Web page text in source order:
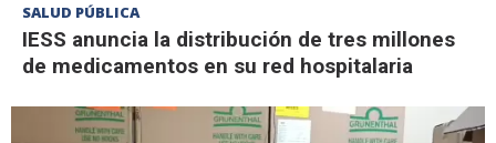
SALUD PÚBLICA
IESS anuncia la distribución de tres millones
de medicamentos en su red hospitalaria